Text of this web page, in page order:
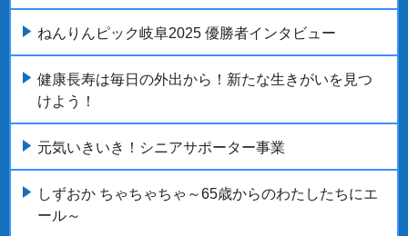
ねんりんピック岐阜2025 優勝者インタビュー
健康長寿は毎日の外出から！新たな生きがいを見つ
けよう！
元気いきいき！シニアサポーター事業
しずおか ちゃちゃちゃ～65歳からのわたしたちにエ
ール～